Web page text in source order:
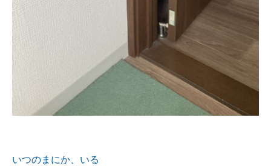
いつのまにか、いる